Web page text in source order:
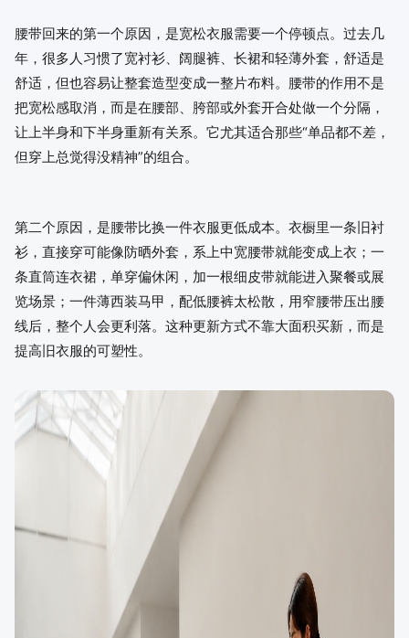
腰带回来的第一个原因，是宽松衣服需要一个停顿点。过去几
年，很多人习惯了宽衬衫、阔腿裤、长裙和轻薄外套，舒适是
舒适，但也容易让整套造型变成一整片布料。腰带的作用不是
把宽松感取消，而是在腰部、胯部或外套开合处做一个分隔，
让上半身和下半身重新有关系。它尤其适合那些“单品都不差，
但穿上总觉得没精神”的组合。
第二个原因，是腰带比换一件衣服更低成本。衣橱里一条旧衬
衫，直接穿可能像防晒外套，系上中宽腰带就能变成上衣；一
条直筒连衣裙，单穿偏休闲，加一根细皮带就能进入聚餐或展
览场景；一件薄西装马甲，配低腰裤太松散，用窄腰带压出腰
线后，整个人会更利落。这种更新方式不靠大面积买新，而是
提高旧衣服的可塑性。